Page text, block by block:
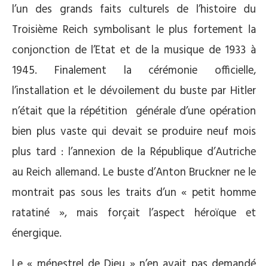
l’un des grands faits culturels de l’histoire du
Troisième Reich symbolisant le plus fortement la
conjonction de l’Etat et de la musique de 1933 à
1945. Finalement la cérémonie officielle,
l’installation et le dévoilement du buste par Hitler
n’était que la répétition générale d’une opération
bien plus vaste qui devait se produire neuf mois
plus tard : l’annexion de la République d’Autriche
au Reich allemand. Le buste d’Anton Bruckner ne le
montrait pas sous les traits d’un « petit homme
ratatiné », mais forçait l’aspect héroïque et
énergique.